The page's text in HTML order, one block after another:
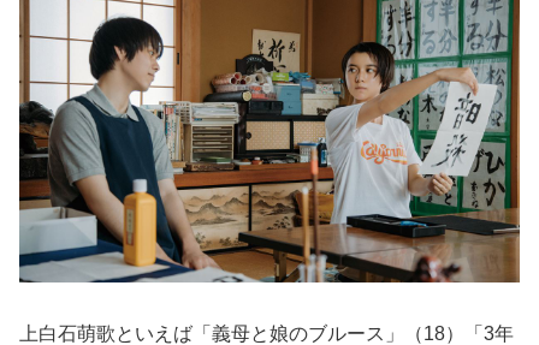
上白石萌歌といえば「義母と娘のブルース」（18）「3年